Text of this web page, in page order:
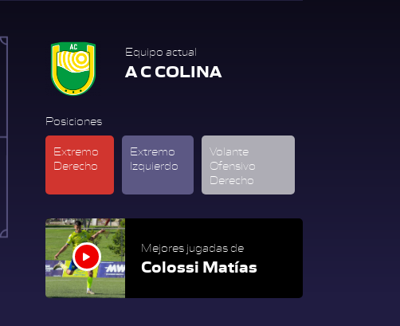
Equipo actual
A C COLINA
Posiciones
Extremo
Derecho
Extremo
Izquierdo
Volante
Ofensivo
Derecho
Mejores jugadas de
Colossi Matías